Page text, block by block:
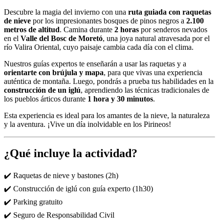
Descubre la magia del invierno con una ruta guiada con raquetas
de nieve por los impresionantes bosques de pinos negros a 2.100
metros de altitud. Camina durante 2 horas por senderos nevados
en el Valle del Bosc de Moretó, una joya natural atravesada por el
río Valira Oriental, cuyo paisaje cambia cada día con el clima.
Nuestros guías expertos te enseñarán a usar las raquetas y a
orientarte con brújula y mapa, para que vivas una experiencia
auténtica de montaña. Luego, pondrás a prueba tus habilidades en la
construcción de un iglú, aprendiendo las técnicas tradicionales de
los pueblos árticos durante 1 hora y 30 minutos.
Esta experiencia es ideal para los amantes de la nieve, la naturaleza
y la aventura. ¡Vive un día inolvidable en los Pirineos!
¿Qué incluye la actividad?
✔️ Raquetas de nieve y bastones (2h)
✔️ Construcción de iglú con guía experto (1h30)
✔️ Parking gratuito
✔️ Seguro de Responsabilidad Civil